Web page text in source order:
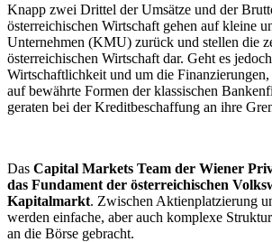
Knapp zwei Drittel der Umsätze und der
österreichischen Wirtschaft gehen auf kleine
Unternehmen (KMU) zurück und stellen die
österreichischen Wirtschaft dar. Geht es
Wirtschaftlichkeit und um die Finanzierungen,
auf bewährte Formen der klassischen
geraten bei der Kreditbeschaffung an ihre
Das Capital Markets Team der Wiener
das Fundament der österreichischen
Kapitalmarkt. Zwischen Aktienplatzierung
werden einfache, aber auch komplexe
an die Börse gebracht.